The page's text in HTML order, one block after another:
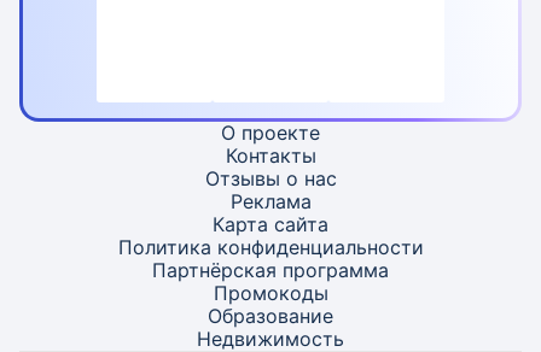
О проекте
Контакты
Отзывы о нас
Реклама
Карта сайта
Политика конфиденциальности
Партнёрская программа
Промокоды
Образование
Недвижимость